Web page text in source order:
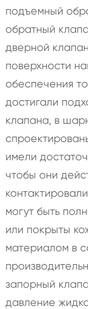
подъемный
обратный
дверной
поверхности
обеспечения
достигали
клапана, в
имели
чтобы они
могут быть
или покрыты
материалом в
запорный
давление